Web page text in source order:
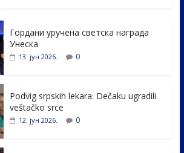
e
dI
e
Гордани уручена светска награда
Унеска
13. јун 2026. 0
Podvig srpskih lekara: Dečaku ugradili
veštačko srce
12. јун 2026. 0